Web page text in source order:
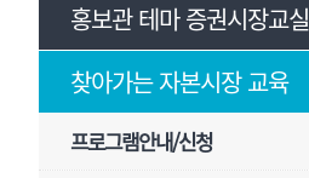
홍보관 테마 증권시장교실
찾아가는 자본시장 교육
프로그램안내/신청